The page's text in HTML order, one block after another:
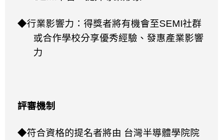
◆行業影響力：得獎者將有機會至SEMI社群
或合作學校分享優秀經驗、發惠產業影響
力
評審機制
◆符合資格的提名者將由 台灣半導體學院院